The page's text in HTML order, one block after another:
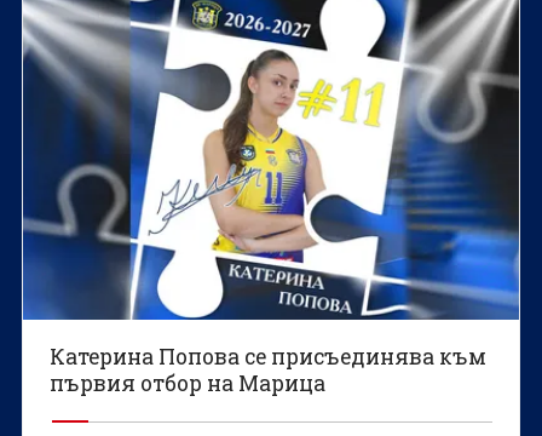
Катерина Попова се присъединява към
първия отбор на Марица